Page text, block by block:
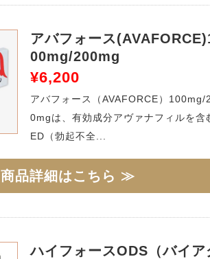
アバフォース
00mg/200mg
¥6,200
アバフォース（AVAFORCE）100mg/
0mgは、有効成分アヴァナフィルを含
ED（勃起不全...
商品詳細はこちら ≫
ハイフォースODS（バイア